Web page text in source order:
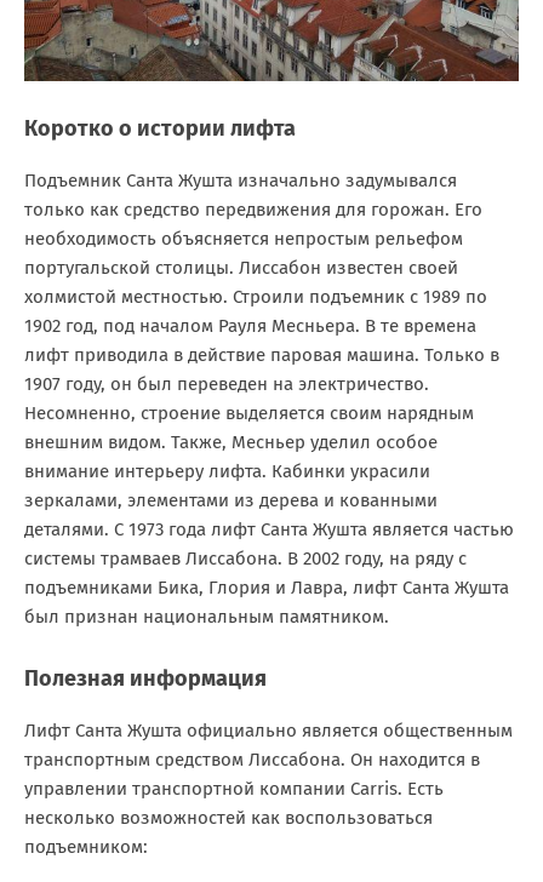
Коротко о истории лифта
Подъемник Санта Жушта изначально задумывался
только как средство передвижения для горожан. Его
необходимость объясняется непростым рельефом
португальской столицы. Лиссабон известен своей
холмистой местностью. Строили подъемник с 1989 по
1902 год, под началом Рауля Месньера. В те времена
лифт приводила в действие паровая машина. Только в
1907 году, он был переведен на электричество.
Несомненно, строение выделяется своим нарядным
внешним видом. Также, Месньер уделил особое
внимание интерьеру лифта. Кабинки украсили
зеркалами, элементами из дерева и кованными
деталями. С 1973 года лифт Санта Жушта является частью
системы трамваев Лиссабона. В 2002 году, на ряду с
подъемниками Бика, Глория и Лавра, лифт Санта Жушта
был признан национальным памятником.
Полезная информация
Лифт Санта Жушта официально является общественным
транспортным средством Лиссабона. Он находится в
управлении транспортной компании Carris. Есть
несколько возможностей как воспользоваться
подъемником: